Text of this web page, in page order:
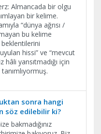
Almancada bir olgu
bir kelime.
“dünya ağrısı /
bu kelime
hissi” ve “mevcut
hâli yansıtmadığı için
sonra hangi
söz edilebilir ki?
bakmadığınız